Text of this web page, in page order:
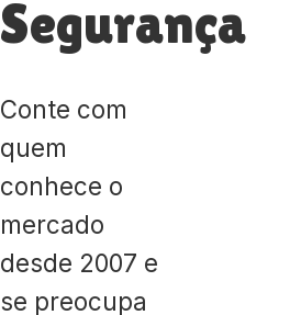
Segurança
Conte com
quem
conhece o
mercado
desde 2007 e
se preocupa